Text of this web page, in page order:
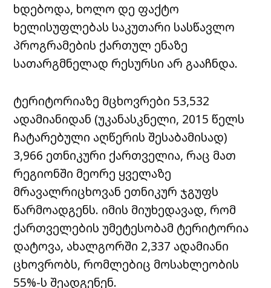
ხდებოდა, ხოლო დე ფაქტო
ხელისუფლებას საკუთარი სასწავლო
პროგრამების ქართულ ენაზე
სათარგმნელად რესურსი არ გააჩნდა.
ტერიტორიაზე მცხოვრები 53,532
ადამიანიდან (უკანასკნელი, 2015 წელს
ჩატარებული აღწერის შესაბამისად)
3,966 ეთნიკური ქართველია, რაც მათ
რეგიონში მეორე ყველაზე
მრავალრიცხოვან ეთნიკურ ჯგუფს
წარმოადგენს. იმის მიუხედავად, რომ
ქართველების უმეტესობამ ტერიტორია
დატოვა, ახალგორში 2,337 ადამიანი
ცხოვრობს, რომლებიც მოსახლეობის
55%-ს შეადგენენ.